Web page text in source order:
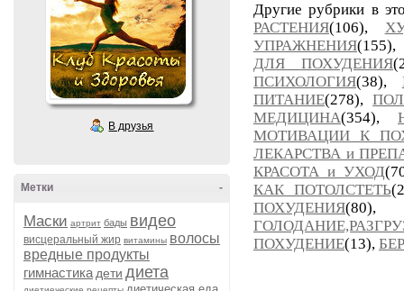
В друзья
-
Метки
Маски артрит бады видео
висцеральный жир витамины волосы
вредные продукты
гимнастика дети диета
Другие рубрики в
РАСТЕНИЯ(106),
УПРАЖНЕНИЯ(155),
ДЛЯ ПОХУДЕНИЯ
ПСИХОЛОГИЯ(38),
ПИТАНИЕ(278),
МЕДИЦИНА(354),
МОТИВАЦИИ К
ЛЕКАРСТВА и
КРАСОТА и УХОД
КАК ПОТОЛСТЕТЬ
ПОХУДЕНИЯ
ПОХУДЕНИЕ(13),